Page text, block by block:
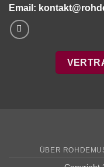
Email:
ÜBER